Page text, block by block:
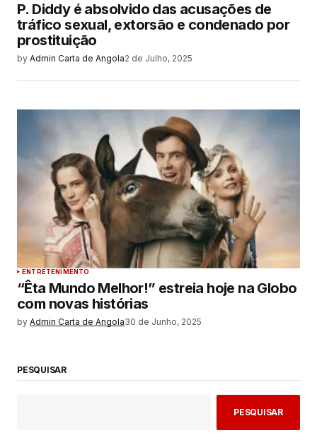
P. Diddy é absolvido das acusações de
tráfico sexual, extorsão e condenado por
prostituição
by Admin Carta de Angola2 de Julho, 2025
ENTRETENIMENTO
“Êta Mundo Melhor!” estreia hoje na Globo
com novas histórias
by Admin Carta de Angola30 de Junho, 2025
PESQUISAR
PESQUISAR